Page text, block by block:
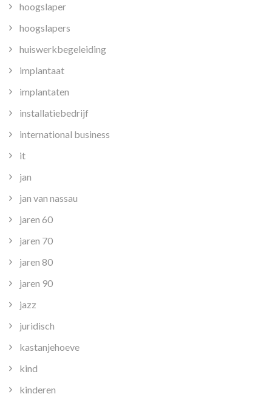
hoogslaper
hoogslapers
huiswerkbegeleiding
implantaat
implantaten
installatiebedrijf
international business
it
jan
jan van nassau
jaren 60
jaren 70
jaren 80
jaren 90
jazz
juridisch
kastanjehoeve
kind
kinderen